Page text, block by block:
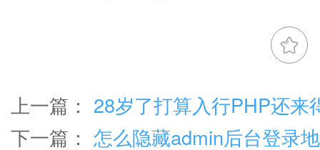
上一篇： 28岁了打算入行PHP还来
下一篇： 怎么隐藏admin后台登录